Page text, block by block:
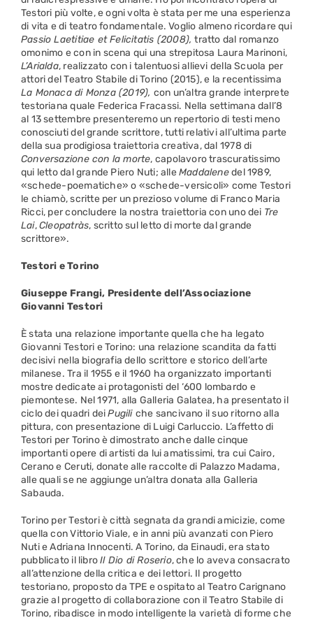
Testori più volte, e ogni volta è stata per me una esperienza
di vita e di teatro fondamentale. Voglio almeno ricordare qui
Passio Laetitiae et Felicitatis (2008), tratto dal romanzo
omonimo e con in scena qui una strepitosa Laura Marinoni,
L’Arialda, realizzato con i talentuosi allievi della Scuola per
attori del Teatro Stabile di Torino (2015), e la recentissima
La Monaca di Monza (2019), con un’altra grande interprete
testoriana quale Federica Fracassi. Nella settimana dall’8
al 13 settembre presenteremo un repertorio di testi meno
conosciuti del grande scrittore, tutti relativi all’ultima parte
della sua prodigiosa traiettoria creativa, dal 1978 di
Conversazione con la morte, capolavoro trascuratissimo
qui letto dal grande Piero Nuti; alleMaddalenedel 1989,
«schede-poematiche» o «schede-versicoli» come Testori
le chiamò, scritte per un prezioso volume di Franco Maria
Ricci, per concludere la nostra traiettoria con uno dei Tre
Lai,Cleopatràs, scritto sul letto di morte dal grande
scrittore».
Testori e Torino
Giuseppe Frangi, Presidente dell’Associazione
Giovanni Testori
È stata una relazione importante quella che ha legato
Giovanni Testori e Torino: una relazione scandita da fatti
decisivi nella biografia dello scrittore e storico dell’arte
milanese. Tra il 1955 e il 1960 ha organizzato importanti
mostre dedicate ai protagonisti del ‘600 lombardo e
piemontese. Nel 1971, alla Galleria Galatea, ha presentato il
ciclo dei quadri deiPugili che sancivano il suo ritorno alla
pittura, con presentazione di Luigi Carluccio. L’affetto di
Testori per Torino è dimostrato anche dalle cinque
importanti opere di artisti da lui amatissimi, tra cui Cairo,
Cerano e Ceruti, donate alle raccolte di Palazzo Madama,
alle quali se ne aggiunge un’altra donata alla Galleria
Sabauda.
Torino per Testori è città segnata da grandi amicizie, come
quella con Vittorio Viale, e in anni più avanzati con Piero
Nuti e Adriana Innocenti. A Torino, da Einaudi, era stato
pubblicato il libroIl Dio di Roserio, che lo aveva consacrato
all’attenzione della critica e dei lettori. Il progetto
testoriano, proposto da TPE e ospitato al Teatro Carignano
grazie al progetto di collaborazione con il Teatro Stabile di
Torino, ribadisce in modo intelligente la varietà di forme che